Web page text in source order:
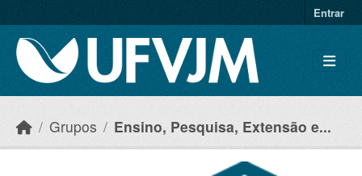
Entrar
Grupos Ensino, Pesquisa, Extensão e...